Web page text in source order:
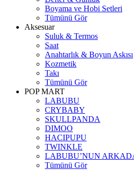
Boyama ve Hobi Setleri
Tümünü Gör
Aksesuar
Suluk & Termos
Saat
Anahtarlık & Boyun Askısı
Kozmetik
Takı
Tümünü Gör
POP MART
LABUBU
CRYBABY
SKULLPANDA
DIMOO
HACIPUPU
TWINKLE
LABUBU’NUN
Tümünü Gör